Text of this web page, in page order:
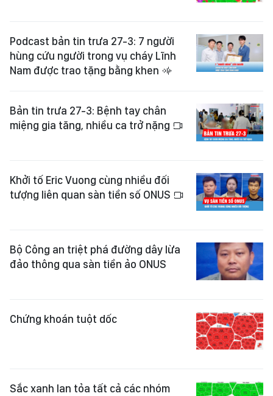
Podcast bản tin trưa 27-3: 7 người
hùng cứu người trong vụ cháy Lĩnh
Nam được trao tặng bằng khen
Bản tin trưa 27-3: Bệnh tay chân
miệng gia tăng, nhiều ca trở nặng
Khởi tố Eric Vuong cùng nhiều đối
tượng liên quan sàn tiền số ONUS
Bộ Công an triệt phá đường dây lừa
đảo thông qua sàn tiền ảo ONUS
Chứng khoán tuột dốc
Sắc xanh lan tỏa tất cả các nhóm